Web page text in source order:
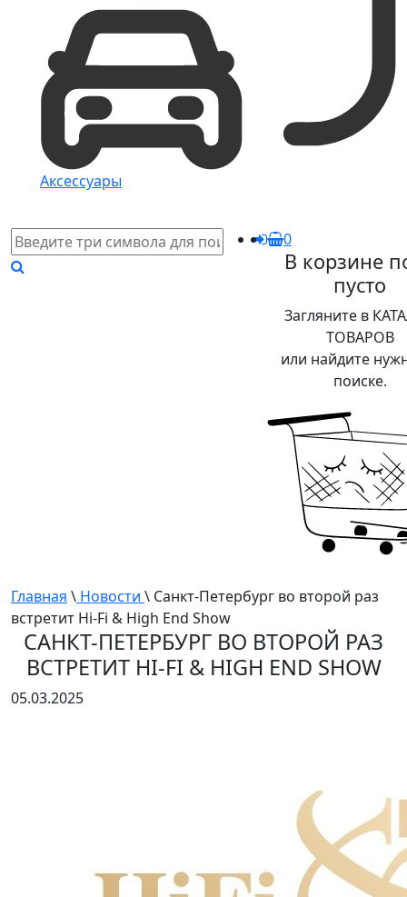
Аксессуары
0
В корзине
пусто
Загляните в
ТОВАРОВ
или найдите
поиске.
Главная \ Новости \ Санкт-Петербург во второй раз
встретит Hi-Fi & High End Show
САНКТ-ПЕТЕРБУРГ ВО ВТОРОЙ РАЗ
ВСТРЕТИТ HI-FI & HIGH END SHOW
05.03.2025